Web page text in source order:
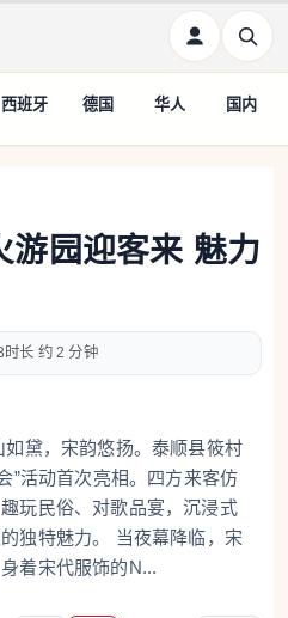
西班牙 德国 华人 国内
游园迎客来 魅力
约 2 分钟
黛，宋韵悠扬。泰顺县筱村
”活动首次亮相。四方来客仿
玩民俗、对歌品宴，沉浸式
独特魅力。 当夜幕降临，宋
着宋代服饰的N...